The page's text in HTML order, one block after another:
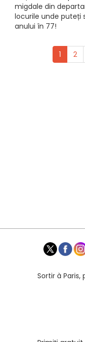
migdale din
locurile unde puteți
anului în 77!
1 2
Sortir à